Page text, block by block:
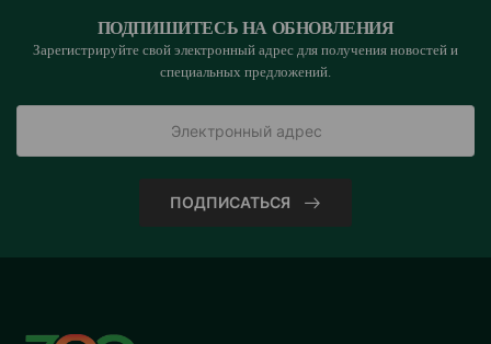
ПОДПИШИТЕСЬ НА ОБНОВЛЕНИЯ
Зарегистрируйте свой электронный адрес для получения новостей и
специальных предложений.
ПОДПИСАТЬСЯ